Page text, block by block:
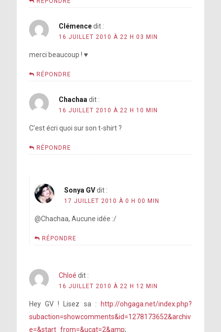
Clémence dit :
16 JUILLET 2010 À 22 H 03 MIN
merci beaucoup ! ♥
RÉPONDRE
Chachaa dit :
16 JUILLET 2010 À 22 H 10 MIN
C’est écri quoi sur son t-shirt ?
RÉPONDRE
Sonya GV dit :
17 JUILLET 2010 À 0 H 00 MIN
@Chachaa, Aucune idée :/
RÉPONDRE
Chloé dit :
16 JUILLET 2010 À 22 H 12 MIN
Hey GV ! Lisez sa :
http://ohgaga.net/index.php?
subaction=showcomments&id=1278173652&archiv
e=&start_from=&ucat=2&amp;